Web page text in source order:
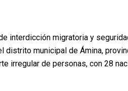
interdicción migratoria y
distrito municipal de Ámina,
irregular de personas, con 28